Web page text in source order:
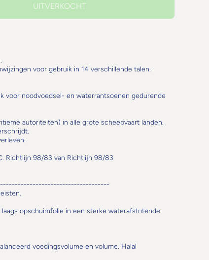
UITVERKOCHT
voor gebruik in 14 verschillende talen.
voor noodvoedsel- en waterrantsoenen gedurende
autoriteiten) in alle grote scheepvaart landen.
Richtlijn 98/83 van Richtlijn 98/83
opschuimfolie in een sterke waterafstotende
voedingsvolume en volume. Halal